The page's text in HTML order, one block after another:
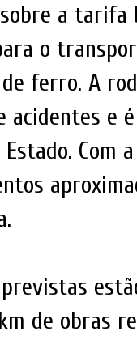
a tarifa
o
ferro. A
acidentes e
Com
de obras